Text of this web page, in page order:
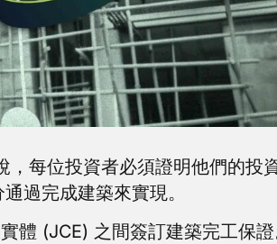
每位投資者必須證明他們的投
過完成建築來實現。
體 (JCE) 之間簽訂建築完工保證